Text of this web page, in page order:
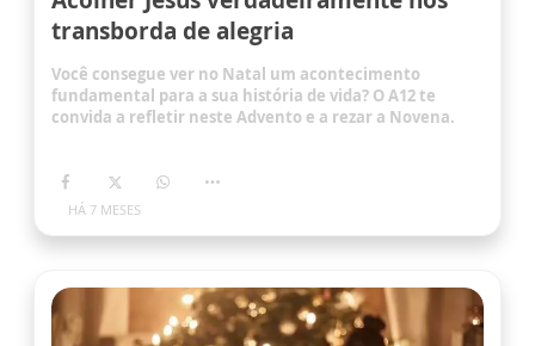
transborda de alegria
Você consegue ver no Natal um acontecimento
fundamental para a sua história de vida? O A12 te
convida a refletir neste Advento e a rezar a Novena.
HÁ 7 MESES